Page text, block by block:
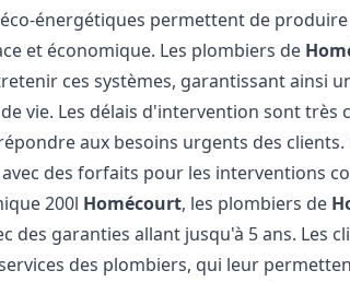
énergétiques permettent de
et économique. Les plombiers de
ces systèmes, garantissant ainsi
vie. Les délais d'intervention sont très
aux besoins urgents des
des forfaits pour les interventions
200l Homécourt, les plombiers de
des garanties allant jusqu'à 5 ans. Les
des plombiers, qui leur